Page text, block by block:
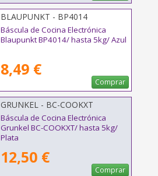
BLAUPUNKT - BP4014
Báscula de Cocina Electrónica
Blaupunkt BP4014/ hasta 5kg/ Azul
8,49 €
Comprar
GRUNKEL - BC-COOKXT
Báscula de Cocina Electrónica
Grunkel BC-COOKXT/ hasta 5kg/
Plata
12,50 €
Comprar